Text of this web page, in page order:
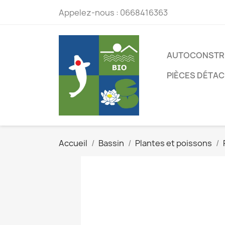
Appelez-nous : 0668416363
PIÈCES
Accueil Bassin Plantes et poissons